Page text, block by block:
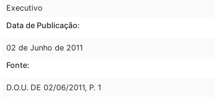
Executivo
Data de Publicação:
02 de Junho de 2011
Fonte:
D.O.U. DE 02/06/2011, P. 1